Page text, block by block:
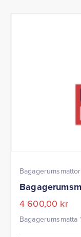
Bagagerumsmattor
4 600,00 kr
Bagagerumsmatta